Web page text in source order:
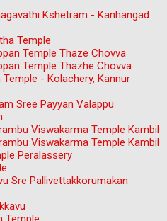
Kshetram - Kanhangad
Temple
Temple Thaze Chovva
Temple Thazhe Chovva
- Kolachery, Kannur
Sree Payyan Valappu
Viswakarma Temple Kambil
Viswakarma Temple Kambil
Peralassery
Sre Pallivettakkorumakan